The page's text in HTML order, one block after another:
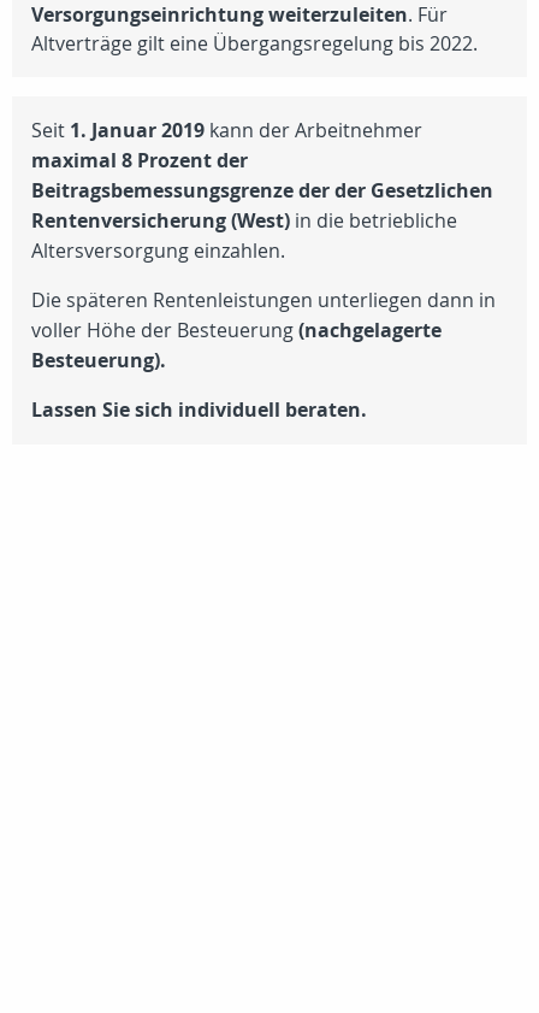
Versorgungseinrichtung weiterzuleiten. Für
Altverträge gilt eine Übergangsregelung bis 2022.
Seit 1. Januar 2019 kann der Arbeitnehmer
maximal 8 Prozent der
Beitragsbemessungsgrenze der der Gesetzlichen
Rentenversicherung (West) in die betriebliche
Altersversorgung einzahlen.
Die späteren Rentenleistungen unterliegen dann in
voller Höhe der Besteuerung(nachgelagerte
Besteuerung).
Lassen Sie sich individuell beraten.